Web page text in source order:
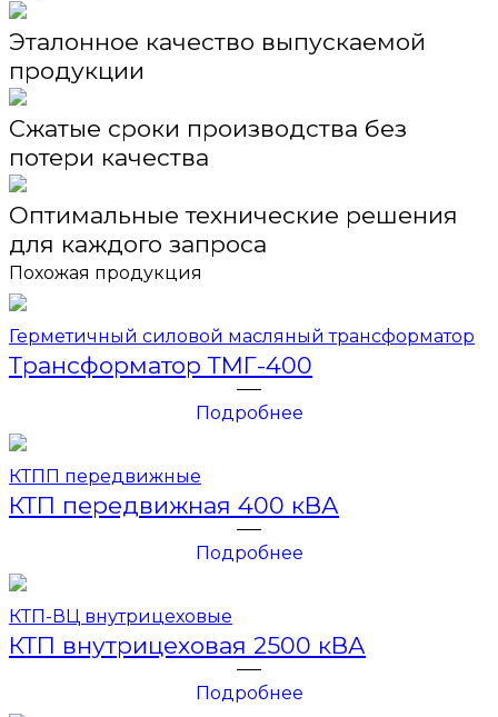
Эталонное качество выпускаемой
продукции
Сжатые сроки производства без
потери качества
Оптимальные технические решения
для каждого запроса
Похожая продукция
Герметичный силовой масляный трансформатор
Трансформатор ТМГ-400
Подробнее
КТПП передвижные
КТП передвижная 400 кВА
Подробнее
КТП-ВЦ внутрицеховые
КТП внутрицеховая 2500 кВА
Подробнее